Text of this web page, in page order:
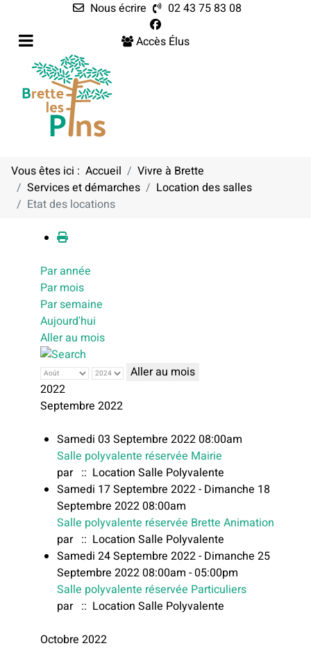
Nous écrire
02 43 75 83 08
Accès Élus
Vous êtes ici : Accueil
Vivre à Brette
Services et démarches
Location des salles
Etat des locations
Calendrier
Par année
Par mois
Par semaine
Aujourd'hui
Aller au mois
Aller au mois
2022
Septembre 2022
Samedi 03 Septembre 2022 08:00am
Salle polyvalente réservée Mairie
par :: Location Salle Polyvalente
Samedi 17 Septembre 2022 - Dimanche 18
Septembre 2022 08:00am
Salle polyvalente réservée Brette Animation
par :: Location Salle Polyvalente
Samedi 24 Septembre 2022 - Dimanche 25
Septembre 2022 08:00am - 05:00pm
Salle polyvalente réservée Particuliers
par :: Location Salle Polyvalente
Octobre 2022